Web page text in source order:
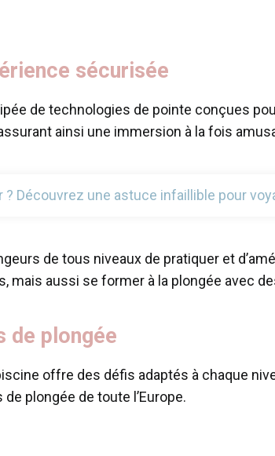
sécurisée
de technologies de pointe conçues
ainsi une immersion à la fois
? Découvrez une astuce infaillible pour
de tous niveaux de pratiquer et
mais aussi se former à la plongée avec
de plongée
offre des défis adaptés à chaque
plongée de toute l’Europe.